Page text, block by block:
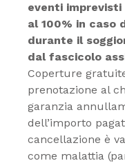
eventi
al 100% in caso
durante il
dal fascicolo
Coperture
prenotazione al
garanzia
dell’importo
cancellazione è
come malattia